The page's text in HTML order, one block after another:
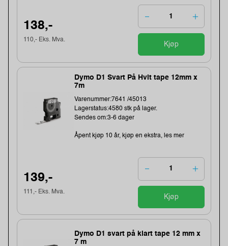
138,-
110,- Eks. Mva.
Kjøp
Dymo D1 Svart På Hvit tape 12mm x
7m
Varenummer:7641 /45013
Lagerstatus:4580 stk på lager.
Sendes om:3-6 dager
Åpent kjøp 10 år, kjøp en ekstra, les mer
139,-
111,- Eks. Mva.
Kjøp
Dymo D1 svart på klart tape 12 mm x
7 m